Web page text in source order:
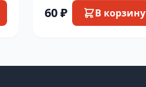
60 ₽ В корзину